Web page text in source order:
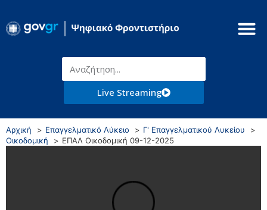
Live Streaming
Αρχική Επαγγελματικό Λύκειο
Γ' Επαγγελματικού Λυκείου
Οικοδομική
ΕΠΑΛ Οικοδομική 09-12-2025